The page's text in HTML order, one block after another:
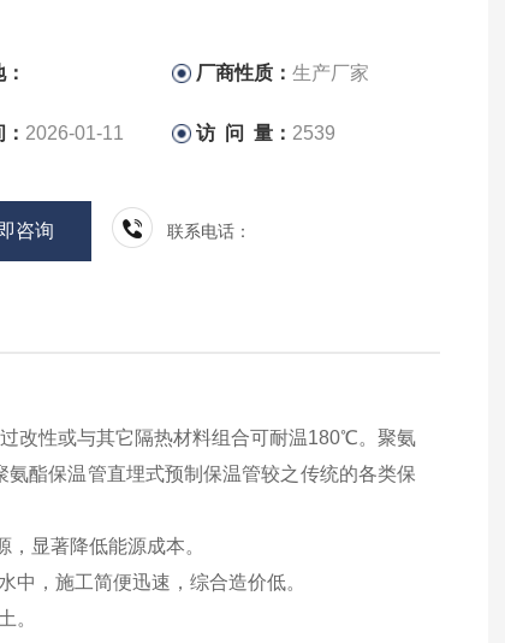
厂商性质：生产厂家
2026-01-11 访 问 量： 2539
咨询 联系电话：
改性或与其它隔热材料组合可耐温180℃。聚氨
酯保温管直埋式预制保温管较之传统的各类保
显著降低能源成本。
，施工简便迅速，综合造价低。
。